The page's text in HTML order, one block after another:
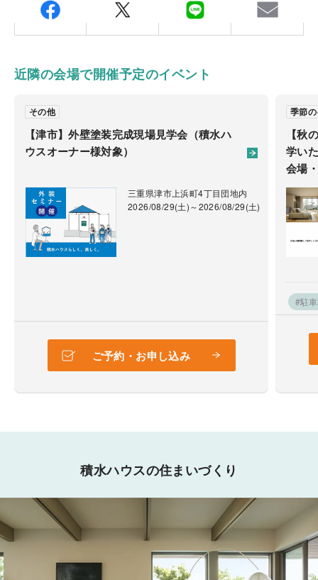
〒5141113
三重県津市久居野村町323-1
備考：毎週火曜日・水曜日は定休日です。
営業日以降のご案内になります。
近隣の会場で開催予定のイベント
【津市】外壁塗装完成現場見学会（積水ハ
ウスオーナー様対象）
その他
三重県津市上浜町4丁目団地内
2026/08/29(土)～2026/08/29(土)
ご予約・お申し込み
【秋
学い
会場
季節
#駐
積水ハウスの住まいづくり